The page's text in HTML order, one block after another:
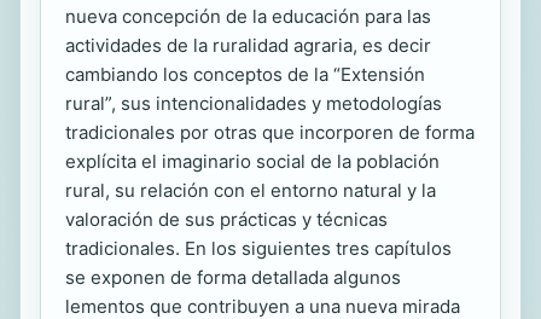
nueva concepción de la educación para las
actividades de la ruralidad agraria, es decir
cambiando los conceptos de la “Extensión
rural”, sus intencionalidades y metodologías
tradicionales por otras que incorporen de forma
explícita el imaginario social de la población
rural, su relación con el entorno natural y la
valoración de sus prácticas y técnicas
tradicionales. En los siguientes tres capítulos
se exponen de forma detallada algunos
lementos que contribuyen a una nueva mirada